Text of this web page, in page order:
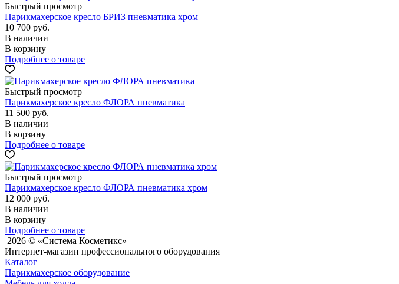
Быстрый просмотр
Парикмахерское кресло БРИЗ пневматика хром
10 700 руб.
В наличии
В корзину
Подробнее о товаре
Быстрый просмотр
Парикмахерское кресло ФЛОРА пневматика
11 500 руб.
В наличии
В корзину
Подробнее о товаре
Быстрый просмотр
Парикмахерское кресло ФЛОРА пневматика хром
12 000 руб.
В наличии
В корзину
Подробнее о товаре
2026 © «Система Косметикс»
Интернет-магазин профессионального оборудования
Каталог
Парикмахерское оборудование